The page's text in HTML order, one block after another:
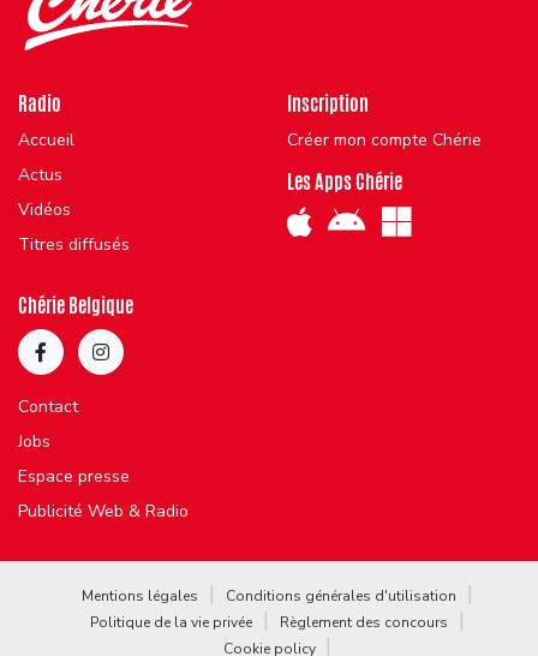
Radio
Accueil
Actus
Vidéos
Titres diffusés
Inscription
Créer mon compte Chérie
Les Apps Chérie
Chérie Belgique
Contact
Jobs
Espace presse
Publicité Web & Radio
Mentions légales
Conditions générales d'utilisation
Politique de la vie privée
Règlement des concours
Cookie policy